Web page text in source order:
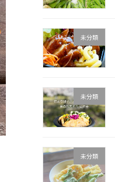
未分類
未分類
未分類